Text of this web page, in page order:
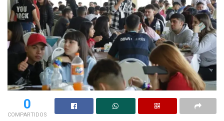
0
COMPARTIDOS